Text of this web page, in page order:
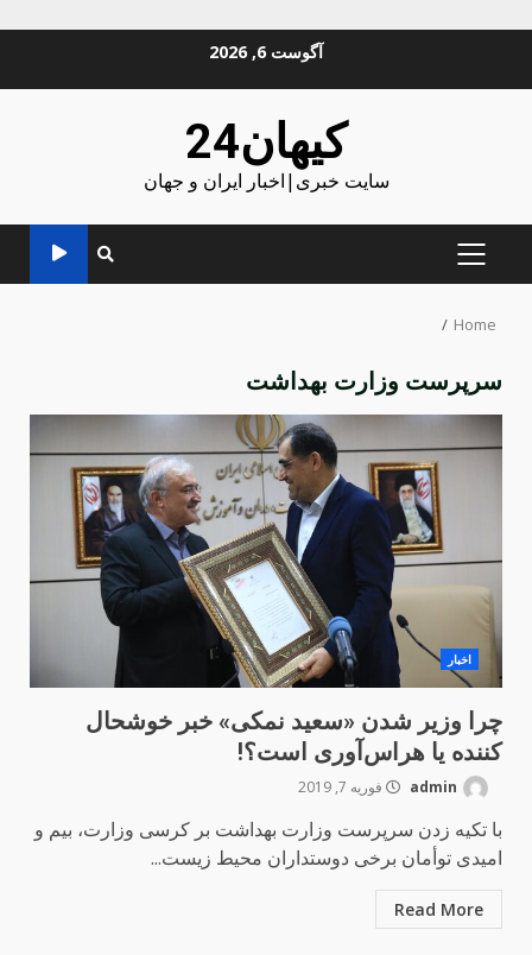
آگوست 6, 2026
کیهان24
سایت خبری|اخبار ایران و جهان
PRIMARY
Home
سرپرست وزارت بهداشت
اخبار
چرا وزیر شدن «سعید نمکی» خبر خوشحال
کننده یا هراس‌آوری است؟!
فوریه 7, 2019
با تکیه زدن سرپرست وزارت بهداشت بر کرسی وزارت، بیم و
امیدی توأمان برخی دوستداران محیط زیست...
Read More